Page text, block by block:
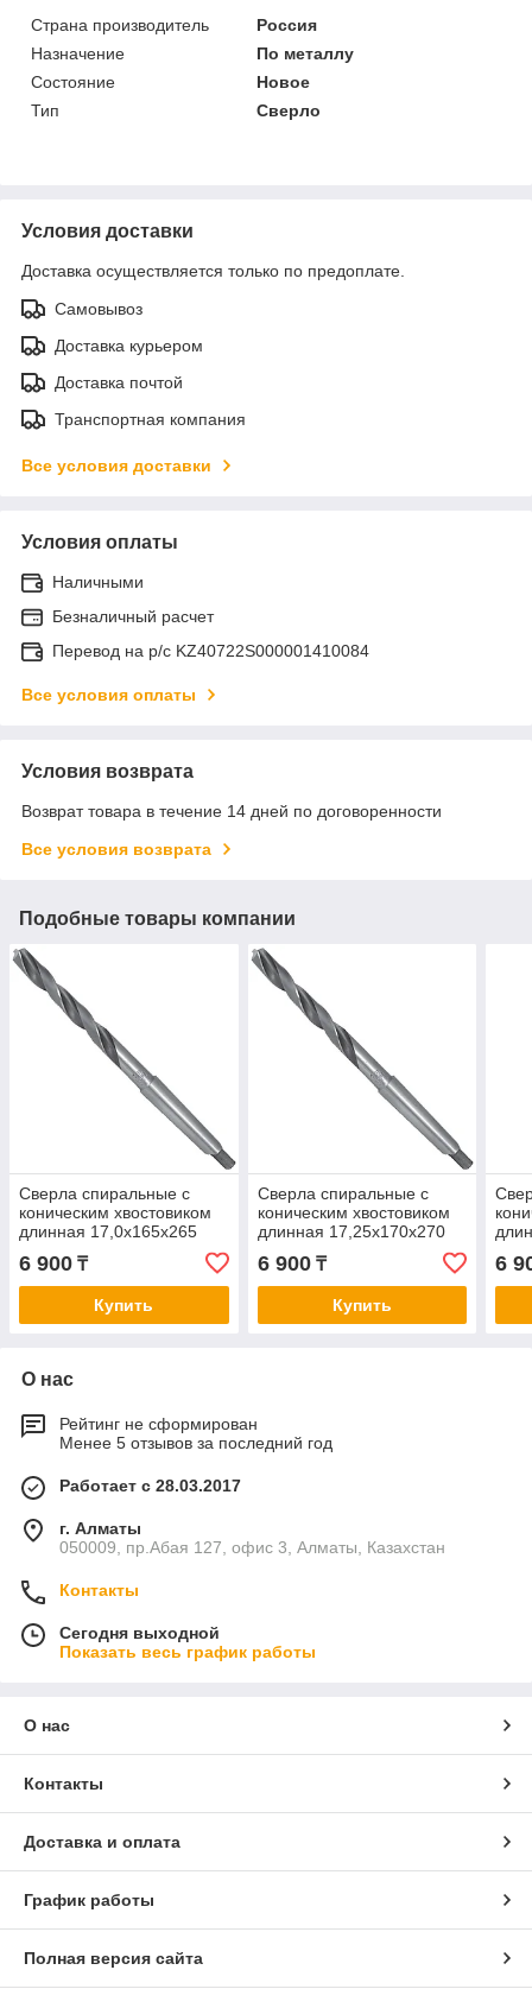
Страна производитель
Россия
Назначение
По металлу
Состояние
Новое
Тип
Сверло
Условия доставки
Доставка осуществляется только по предоплате.
Самовывоз
Доставка курьером
Доставка почтой
Транспортная компания
Все условия доставки
Условия оплаты
Наличными
Безналичный расчет
Перевод на р/с KZ40722S000001410084
Все условия оплаты
Условия возврата
Возврат товара в течение 14 дней по договоренности
Все условия возврата
Подобные товары компании
Сверла спиральные с
коническим хвостовиком
длинная 17,0х165х265
6 900 ₸
Купить
Сверла спиральные с
коническим хвостовиком
длинная 17,25х170х270
6 900₸
Купить
6
О нас
Рейтинг не сформирован
Менее 5 отзывов за последний год
Работает с 28.03.2017
г. Алматы
050009, пр.Абая 127, офис 3, Алматы, Казахстан
Контакты
Сегодня выходной
Показать весь график работы
О нас
Контакты
Доставка и оплата
График работы
Полная версия сайта